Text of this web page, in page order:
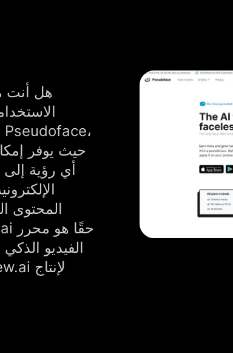
هل أنت
حيث يوفر
أي رؤية
المحتوى
الفيديو